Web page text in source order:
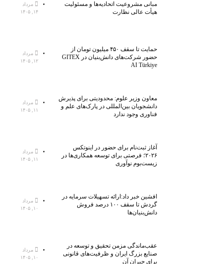
مبانی مشروعیت اتحادیه‌ها و مسئولیت
هیأت عالی نظارت
مرداد
۱۴, ۱۴۰۵
حمایت تا سقف ۴۵۰ میلیون تومان از
حضور شرکت‌های دانش‌بنیان در GITEX
AI Türkiye
مرداد
۱۲, ۱۴۰۵
معاون وزیر علوم: محدودیتی برای پذیرش
دانشجویان بین‌المللی در پارک‌های علم و
فناوری وجود ندارد
مرداد
۱۱, ۱۴۰۵
آغاز ثبت‌نام برای حضور در اینوتکس
۲۰۲۶؛ فرصتی برای توسعه همکاری‌ها در
زیست‌بوم نوآوری
مرداد
۱۱, ۱۴۰۵
افشین خبر داد:ارائه تسهیلات سرمایه در
گردش تا سقف ۱۰۰ درصد فروش
دانش‌بنیان‌ها
مرداد
۱۰, ۱۴۰۵
عقب‌ماندگی مزمن تحقیق و توسعه در
صنایع بزرگ ایران و ظرفیت‌های قانونی
برای جبران آن
مرداد
۱۰, ۱۴۰۵